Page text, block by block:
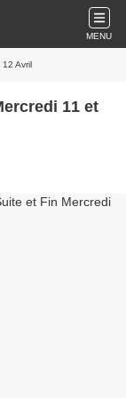
MENU
Avril